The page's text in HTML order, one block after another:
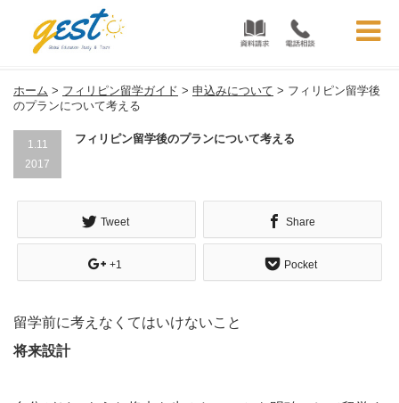
フィリピン留学ガイド | フィリピン留学GEST
ホーム > フィリピン留学ガイド > 申込みについて > フィリピン留学後
のプランについて考える
1.11
2017
フィリピン留学後のプランについて考える
Tweet Share
+1 Pocket
留学前に考えなくてはいけないこと
将来設計